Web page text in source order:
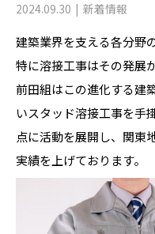
2024.09.30 新着情報
建築業界を支える各分野
特に溶接工事はその発展
前田組はこの進化する建
いスタッド溶接工事を手
点に活動を展開し、関東
実績を上げております。